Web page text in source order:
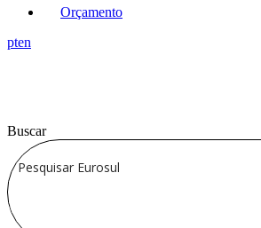
Orçamento
pten
Buscar